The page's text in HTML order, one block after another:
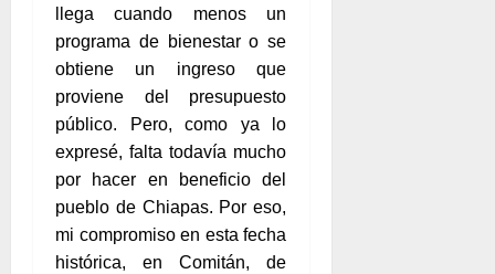
llega cuando menos un
programa de bienestar o se
obtiene un ingreso que
proviene del presupuesto
público. Pero, como ya lo
expresé, falta todavía mucho
por hacer en beneficio del
pueblo de Chiapas. Por eso,
mi compromiso en esta fecha
histórica, en Comitán, de